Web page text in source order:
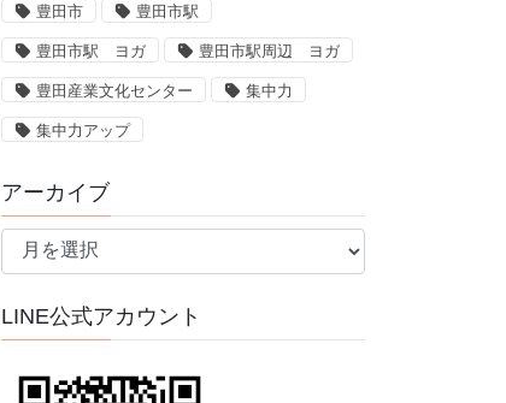
豊田市 豊田市駅
豊田市駅 ヨガ 豊田市駅周辺 ヨガ
豊田産業文化センター 集中力
集中力アップ
アーカイブ
ア
イ
ブ
LINE公式アカウント